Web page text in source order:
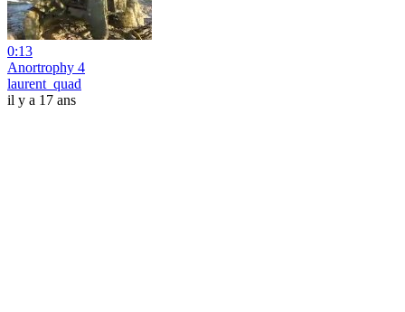
0:13
Anortrophy 4
laurent_quad
il y a 17 ans